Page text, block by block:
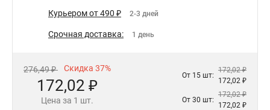
Курьером от 490 ₽ 2-3 дней
Срочная доставка: 1 день
276,49 ₽ Скидка 37%
172,02 ₽
Цена за 1 шт.
От 15 шт:
172,02 ₽
172,02 ₽
От 30 шт:
172,02 ₽
172,02 ₽